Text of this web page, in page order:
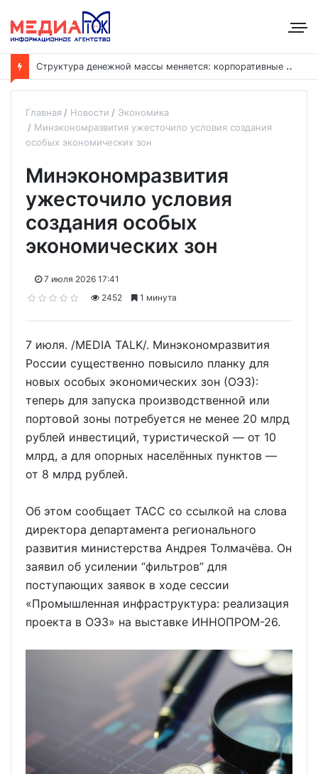
С
труктура денежной массы меняется: корпоративные депозиты обогнали вклады населения
Главная Новости
Экономика
Минэкономразвития ужесточило условия создания
особых экономических зон
Минэкономразвития
ужесточило условия
создания особых
экономических зон
7 июля 2026 17:41
2452
1 минута
7 июля. /MEDIA TALK/. Минэкономразвития
России существенно повысило планку для
новых особых экономических зон (ОЭЗ):
теперь для запуска производственной или
портовой зоны потребуется не менее 20 млрд
рублей инвестиций, туристической — от 10
млрд, а для опорных населённых пунктов —
от 8 млрд рублей.
Об этом сообщает ТАСС со ссылкой на слова
директора департамента регионального
развития министерства Андрея Толмачёва. Он
заявил об усилении “фильтров” для
поступающих заявок в ходе сессии
«Промышленная инфраструктура: реализация
проекта в ОЭЗ» на выставке ИННОПРОМ-26.